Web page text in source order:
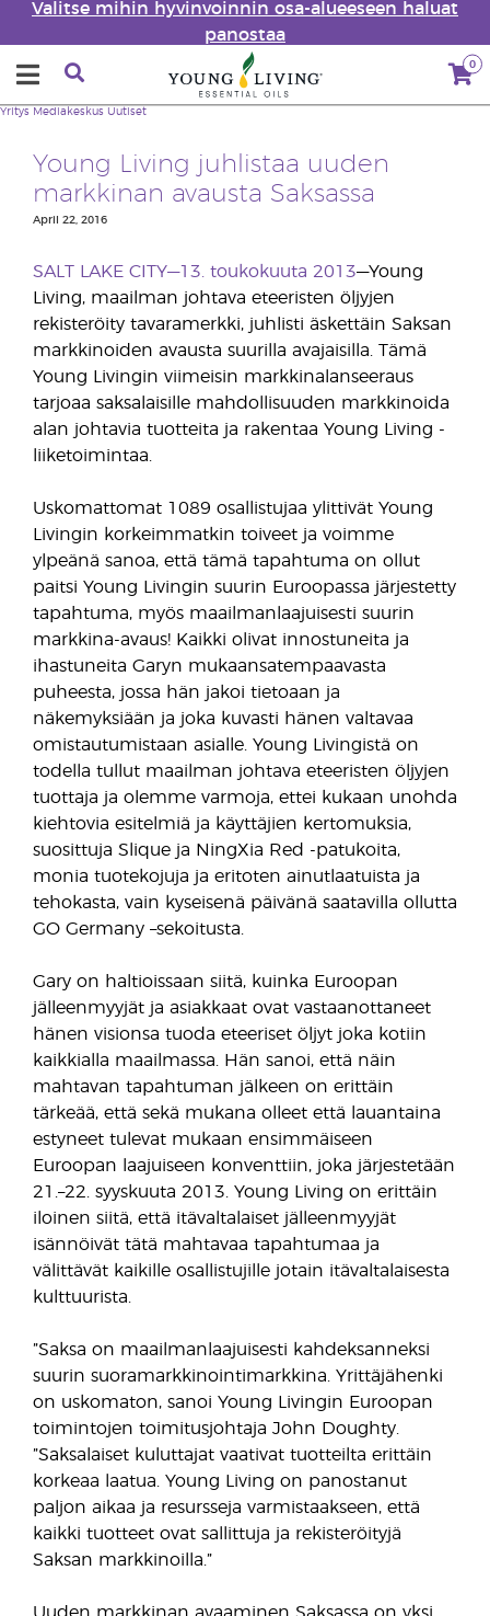
Valitse mihin hyvinvoinnin osa-alueeseen haluat
panostaa
0
Yritys Mediakeskus Uutiset
Young Living juhlistaa uuden
markkinan avausta Saksassa
April 22, 2016
SALT LAKE CITY—13. toukokuuta 2013—Young
Living, maailman johtava eteeristen öljyjen
rekisteröity tavaramerkki, juhlisti äskettäin Saksan
markkinoiden avausta suurilla avajaisilla. Tämä
Young Livingin viimeisin markkinalanseeraus
tarjoaa saksalaisille mahdollisuuden markkinoida
alan johtavia tuotteita ja rakentaa Young Living -
liiketoimintaa.
Uskomattomat 1089 osallistujaa ylittivät Young
Livingin korkeimmatkin toiveet ja voimme
ylpeänä sanoa, että tämä tapahtuma on ollut
paitsi Young Livingin suurin Euroopassa järjestetty
tapahtuma, myös maailmanlaajuisesti suurin
markkina-avaus! Kaikki olivat innostuneita ja
ihastuneita Garyn mukaansatempaavasta
puheesta, jossa hän jakoi tietoaan ja
näkemyksiään ja joka kuvasti hänen valtavaa
omistautumistaan asialle. Young Livingistä on
todella tullut maailman johtava eteeristen öljyjen
tuottaja ja olemme varmoja, ettei kukaan unohda
kiehtovia esitelmiä ja käyttäjien kertomuksia,
suosittuja Slique ja NingXia Red -patukoita,
monia tuotekojuja ja eritoten ainutlaatuista ja
tehokasta, vain kyseisenä päivänä saatavilla ollutta
GO Germany –sekoitusta.
Gary on haltioissaan siitä, kuinka Euroopan
jälleenmyyjät ja asiakkaat ovat vastaanottaneet
hänen visionsa tuoda eteeriset öljyt joka kotiin
kaikkialla maailmassa. Hän sanoi, että näin
mahtavan tapahtuman jälkeen on erittäin
tärkeää, että sekä mukana olleet että lauantaina
estyneet tulevat mukaan ensimmäiseen
Euroopan laajuiseen konventtiin, joka järjestetään
21.–22. syyskuuta 2013. Young Living on erittäin
iloinen siitä, että itävaltalaiset jälleenmyyjät
isännöivät tätä mahtavaa tapahtumaa ja
välittävät kaikille osallistujille jotain itävaltalaisesta
kulttuurista.
”Saksa on maailmanlaajuisesti kahdeksanneksi
suurin suoramarkkinointimarkkina. Yrittäjähenki
on uskomaton, sanoi Young Livingin Euroopan
toimintojen toimitusjohtaja John Doughty.
”Saksalaiset kuluttajat vaativat tuotteilta erittäin
korkeaa laatua. Young Living on panostanut
paljon aikaa ja resursseja varmistaakseen, että
kaikki tuotteet ovat sallittuja ja rekisteröityjä
Saksan markkinoilla.”